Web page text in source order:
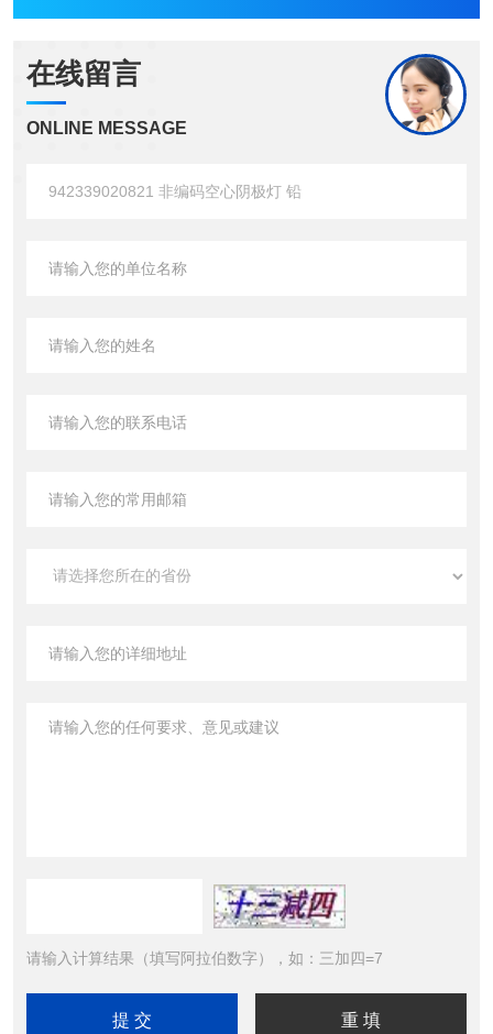
在线留言
ONLINE MESSAGE
请输入计算结果（填写阿拉伯数字），如：三加四=7